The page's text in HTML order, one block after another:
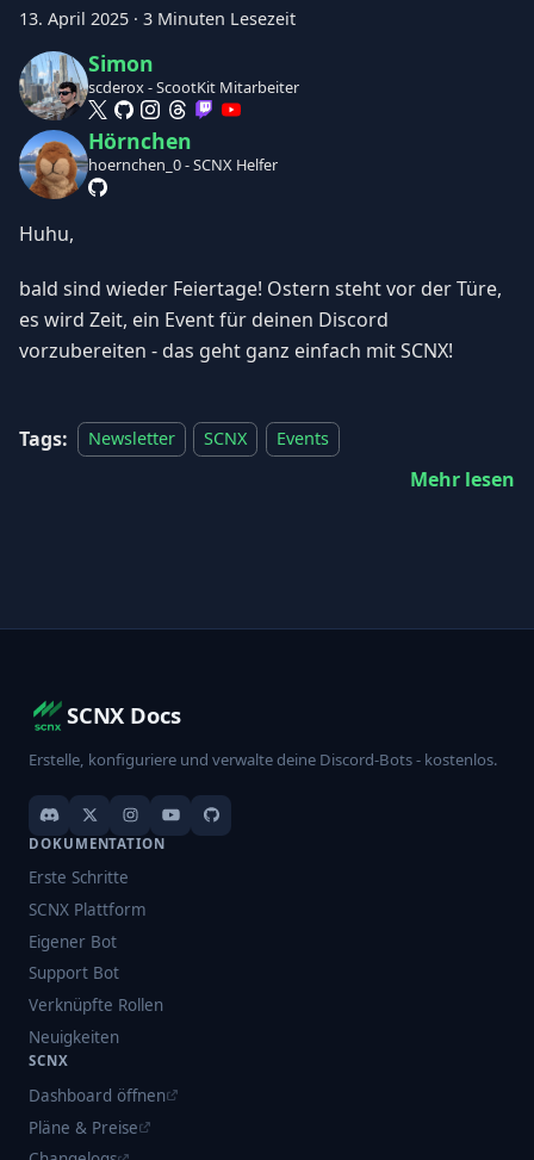
13. April 2025 · 3 Minuten Lesezeit
Simon
scderox - ScootKit Mitarbeiter
Hörnchen
hoernchen_0 - SCNX Helfer
Huhu,
bald sind wieder Feiertage! Ostern steht vor der Türe,
es wird Zeit, ein Event für deinen Discord
vorzubereiten - das geht ganz einfach mit SCNX!
Tags: Newsletter SCNX Events
Mehr lesen
SCNX Docs
Erstelle, konfiguriere und verwalte deine Discord-Bots - kostenlos.
DOKUMENTATION
Erste Schritte
SCNX Plattform
Eigener Bot
Support Bot
Verknüpfte Rollen
Neuigkeiten
SCNX
Dashboard öffnen
Pläne & Preise